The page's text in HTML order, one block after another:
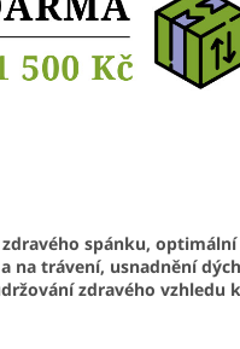
spánku, optimální
na trávení, usnadnění
zdravého vzhledu